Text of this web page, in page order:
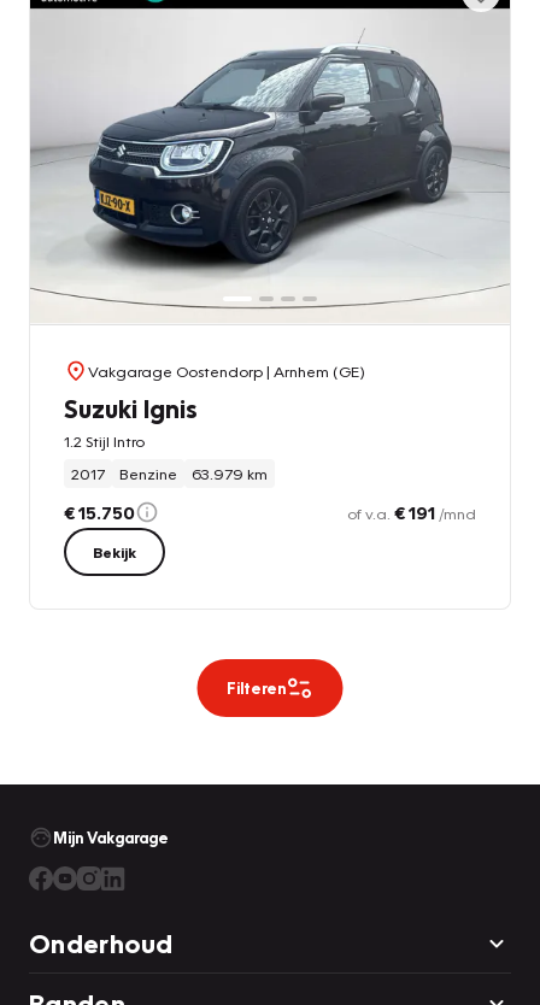
Vakgarage Oostendorp| Arnhem (GE)
Suzuki Ignis
1.2 Stijl Intro
2017
Benzine 63.979 km
€ 15.750 of v.a. € 191 /mnd
Bekijk
Filteren
Mijn Vakgarage
Onderhoud